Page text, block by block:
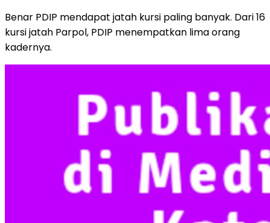
Benar PDIP mendapat jatah kursi paling banyak. Dari 16
kursi jatah Parpol, PDIP menempatkan lima orang
kadernya.